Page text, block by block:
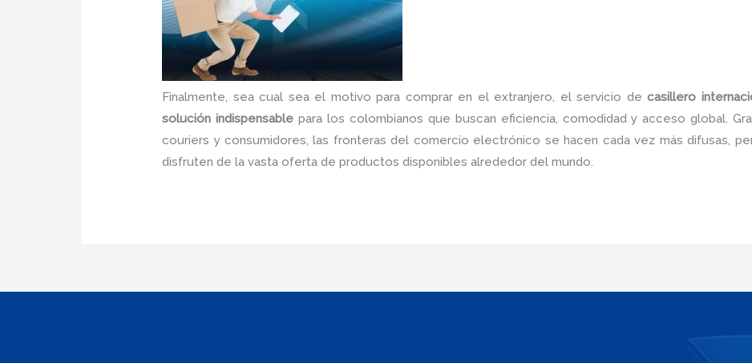
Finalmente, sea cual sea el motivo para comprar en el extranjero, el servicio decasillero
solución indispensablepara los colombianos que buscan eficiencia, comodidad y acceso global.
couriers y consumidores, las fronteras del comercio electrónico se hacen cada vez más difusas,
disfruten de la vasta oferta de productos disponibles alrededor del mundo.